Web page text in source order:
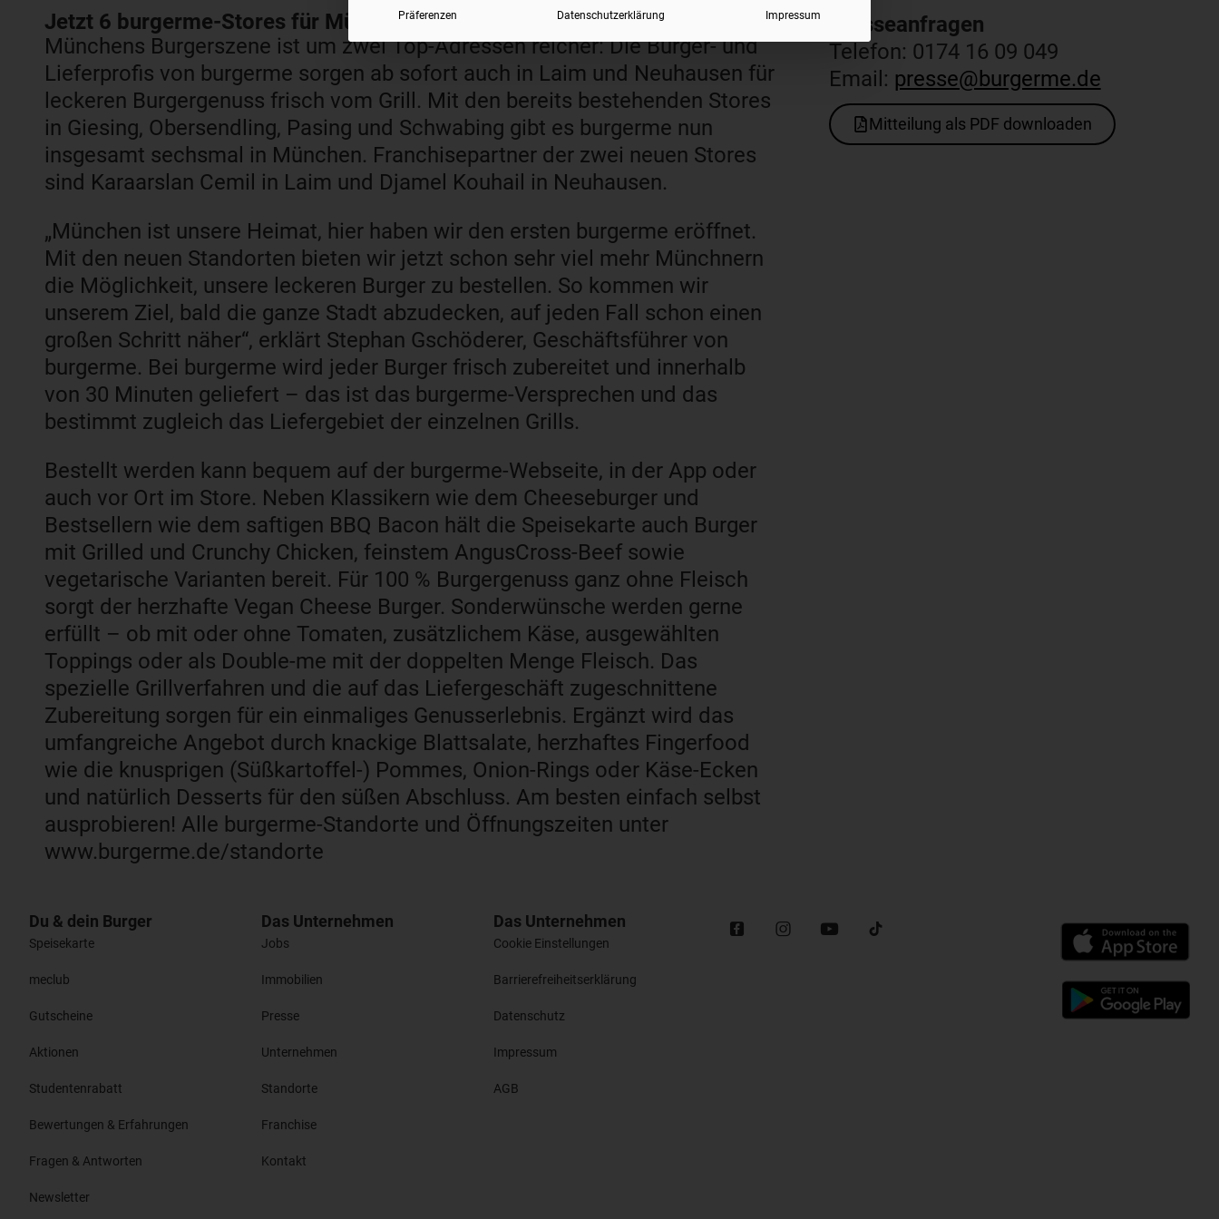
Jetzt 6 burgerme-Stores für München
Münchens Burgerszene ist um zwei Top-Adressen reicher: Die Burger- und
Lieferprofis von burgerme sorgen ab sofort auch in Laim und Neuhausen für
leckeren Burgergenuss frisch vom Grill. Mit den bereits bestehenden Stores
in Giesing, Obersendling, Pasing und Schwabing gibt es burgerme nun
insgesamt sechsmal in München. Franchisepartner der zwei neuen Stores
sind Karaarslan Cemil in Laim und Djamel Kouhail in Neuhausen.
„München ist unsere Heimat, hier haben wir den ersten burgerme eröffnet.
Mit den neuen Standorten bieten wir jetzt schon sehr viel mehr Münchnern
die Möglichkeit, unsere leckeren Burger zu bestellen. So kommen wir
unserem Ziel, bald die ganze Stadt abzudecken, auf jeden Fall schon einen
großen Schritt näher“, erklärt Stephan Gschöderer, Geschäftsführer von
burgerme. Bei burgerme wird jeder Burger frisch zubereitet und innerhalb
von 30 Minuten geliefert – das ist das burgerme-Versprechen und das
bestimmt zugleich das Liefergebiet der einzelnen Grills.
Bestellt werden kann bequem auf der burgerme-Webseite, in der App oder
auch vor Ort im Store. Neben Klassikern wie dem Cheeseburger und
Bestsellern wie dem saftigen BBQ Bacon hält die Speisekarte auch Burger
mit Grilled und Crunchy Chicken, feinstem AngusCross-Beef sowie
vegetarische Varianten bereit. Für 100 % Burgergenuss ganz ohne Fleisch
sorgt der herzhafte Vegan Cheese Burger. Sonderwünsche werden gerne
erfüllt – ob mit oder ohne Tomaten, zusätzlichem Käse, ausgewählten
Toppings oder als Double-me mit der doppelten Menge Fleisch. Das
spezielle Grillverfahren und die auf das Liefergeschäft zugeschnittene
Zubereitung sorgen für ein einmaliges Genusserlebnis. Ergänzt wird das
umfangreiche Angebot durch knackige Blattsalate, herzhaftes Fingerfood
wie die knusprigen (Süßkartoffel-) Pommes, Onion-Rings oder Käse-Ecken
und natürlich Desserts für den süßen Abschluss. Am besten einfach selbst
ausprobieren! Alle burgerme-Standorte und Öffnungszeiten unter
www.burgerme.de/standorte
Presseanfragen​
Telefon: 0174 16 09 049
Email: presse@burgerme.de
Mitteilung als PDF downloaden
Du & dein Burger
Speisekarte
meclub
Gutscheine
Aktionen
Studentenrabatt
Bewertungen & Erfahrungen
Fragen & Antworten
Newsletter
Das Unternehmen
Jobs
Immobilien
Presse
Unternehmen
Standorte
Franchise
Kontakt
Das Unternehmen
Cookie Einstellungen
Barrierefreiheitserklärung
Datenschutz
Impressum
AGB
Präferenzen Datenschutzerklärung Impressum